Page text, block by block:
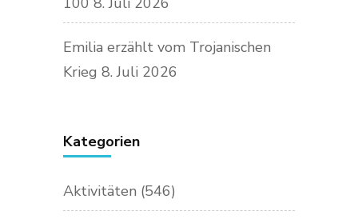
Emilia erzählt vom Trojanischen
Krieg 8. Juli 2026
Kategorien
Aktivitäten (546)